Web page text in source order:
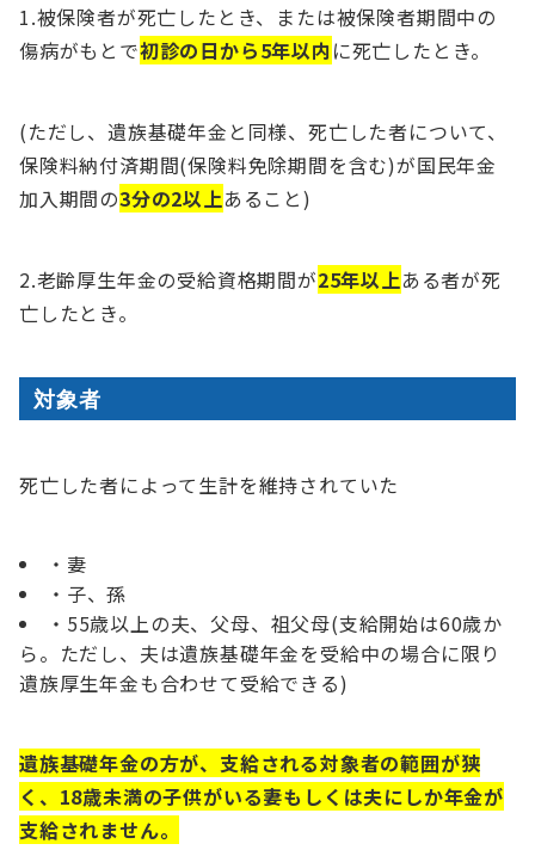
1.被保険者が死亡したとき、または被保険者期間中の
傷病がもとで初診の日から5年以内 に死亡したとき。
(ただし、遺族基礎年金と同様、死亡した者について、
保険料納付済期間(保険料免除期間を含む)が国民年金
加入期間の3分の2以上あること)
2.老齢厚生年金の受給資格期間が25年以上ある者が死
亡したとき。
対象者
死亡した者によって生計を維持されていた
・妻
・子、孫
・55歳以上の夫、父母、祖父母(支給開始は60歳か
ら。ただし、夫は遺族基礎年金を受給中の場合に限り
遺族厚生年金も合わせて受給できる)
遺族基礎年金の方が、支給される対象者の範囲が狭
く、18歳未満の子供がいる妻もしくは夫にしか年金が
支給されません。